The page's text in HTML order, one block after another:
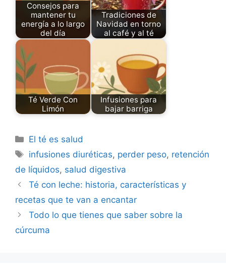
Consejos para
mantener tu
energía a lo largo
del día
Tradiciones de
Navidad en torno
al café y al té
Té Verde Con
Limón
Infusiones para
bajar barriga
Categories
El té es salud
Tags
infusiones diuréticas, perder peso, retención
de líquidos, salud digestiva
Té con leche: historia, características y
recetas que te van a encantar
Todo lo que tienes que saber sobre la
cúrcuma